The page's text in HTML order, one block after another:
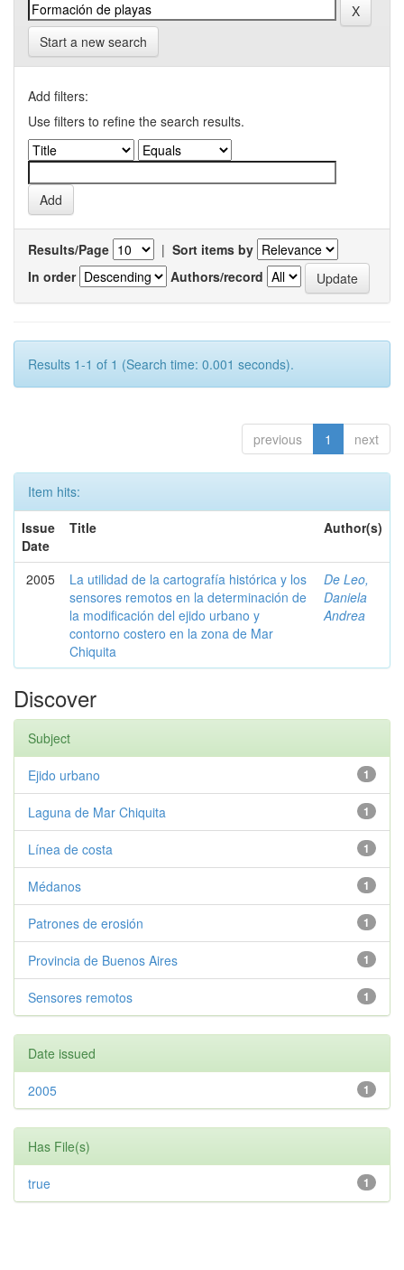
Start a new search
Add filters:
Use filters to refine the search results.
Results/Page | Sort items by
In order
Authors/record
Results 1-1 of 1 (Search time: 0.001 seconds).
previous 1 next
Item hits:
Issue
Date
Title Author(s)
2005
La utilidad de la cartografía histórica y los
sensores remotos en la determinación de
la modificación del ejido urbano y
contorno costero en la zona de Mar
Chiquita
De Leo,
Daniela
Andrea
Discover
Subject
1
Ejido urbano
1
Laguna de Mar Chiquita
1
Línea de costa
1
Médanos
1
Patrones de erosión
1
Provincia de Buenos Aires
1
Sensores remotos
Date issued
1
2005
Has File(s)
1
true